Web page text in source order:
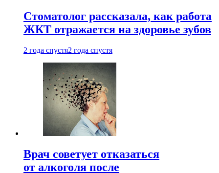
Стоматолог рассказала, как работа
ЖКТ отражается на здоровье зубов
2 года спустя2 года спустя
Врач советует отказаться
от алкоголя после